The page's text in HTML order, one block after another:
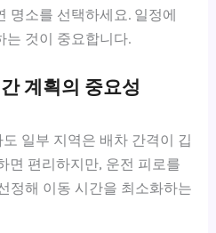
명소를 선택하세요. 일정에
는 것이 중요합니다.
계획의 중요성
일부 지역은 배차 간격이 깁
면 편리하지만, 운전 피로를
정해 이동 시간을 최소화하는